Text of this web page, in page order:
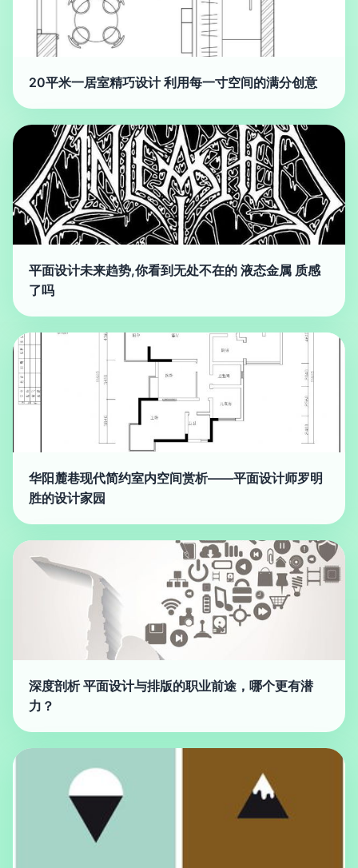
20平米一居室精巧设计 利用每一寸空间的满分创意
平面设计未来趋势,你看到无处不在的 液态金属 质感
了吗
华阳麓巷现代简约室内空间赏析——平面设计师罗明
胜的设计家园
深度剖析 平面设计与排版的职业前途，哪个更有潜
力？